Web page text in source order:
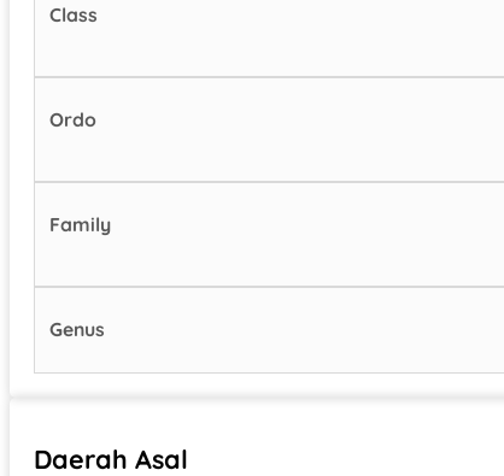
Class
Ordo
Family
Genus
Daerah Asal